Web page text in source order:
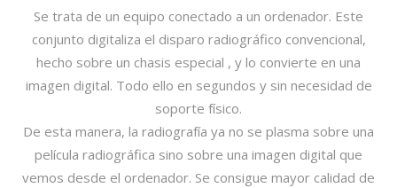
Se trata de un equipo conectado a un ordenador. Este
conjunto digitaliza el disparo radiográfico convencional,
hecho sobre un chasis especial , y lo convierte en una
imagen digital. Todo ello en segundos y sin necesidad de
soporte físico.
De esta manera, la radiografía ya no se plasma sobre una
película radiográfica sino sobre una imagen digital que
vemos desde el ordenador. Se consigue mayor calidad de